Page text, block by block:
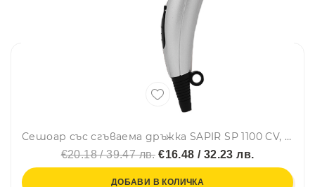
Сешоар със сгъваема дръжка SAPIR SP 1100 CV, 1400W, 2 степени, Концентратор, Сребрист
€20.18 / 39.47 лв.€16.48 / 32.23 лв.
ДОБАВИ В КОЛИЧКА